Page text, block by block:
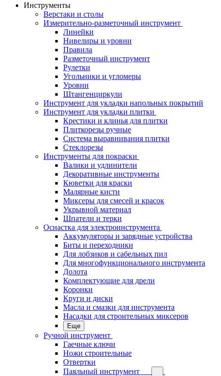
Инструменты
Верстаки и столы
Измерительно-разметочный инструмент
Линейки
Нивелиры и уровни
Правила
Разметочный инструмент
Рулетки
Угольники и угломеры
Уровни
Штангенциркули
Инструмент для укладки напольных покрытий
Инструмент для укладки плитки
Крестики и клинья для плитки
Плиткорезы ручные
Система выравнивания плитки
Стеклорезы
Инструменты для покраски
Валики и удлинители
Декоративные инструменты
Кюветки для краски
Малярные кисти
Миксеры для смесей и красок
Укрывной материал
Шпатели и терки
Оснастка для электроинструмента
Аккумуляторы и зарядные устройства
Биты и переходники
Для лобзиков и сабельных пил
Для многофункционального инструмента
Долота
Комплектующие для дрели
Коронки
Круги и диски
Масла и смазки для инструмента
Насадки для строительных миксеров
Еще
Ручной инструмент
Гаечные ключи
Ножи строительные
Отвертки
Паяльный инструмент